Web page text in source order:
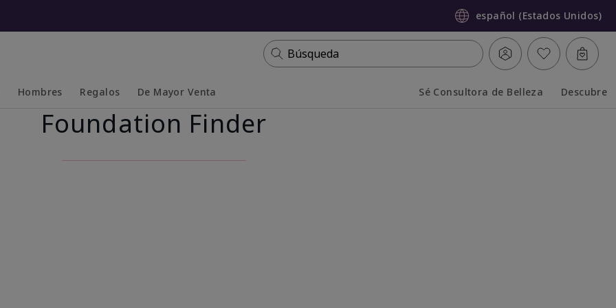
español (Estados Unidos)
Búsqueda
Hombres
Collapsed
Expanded
Regalos De Mayor Venta Sé Consultora de Belleza Descubre
Foundation Finder